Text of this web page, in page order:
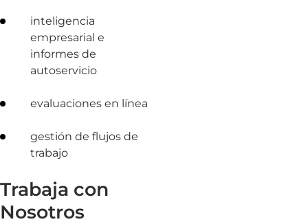
inteligencia
empresarial e
informes de
autoservicio
evaluaciones en línea
gestión de flujos de
trabajo
Trabaja con
Nosotros